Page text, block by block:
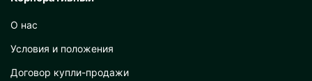
О нас
Условия и положения
Договор купли-продажи